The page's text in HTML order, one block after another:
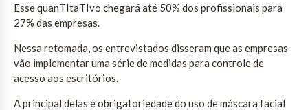
Esse quanTItaTIvo chegará até 50% dos profissionais para
27% das empresas.
Nessa retomada, os entrevistados disseram que as empresas
vão implementar uma série de medidas para controle de
acesso aos escritórios.
A principal delas é obrigatoriedade do uso de máscara facial